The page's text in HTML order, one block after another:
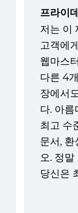
프라이
저는 이
고객에
웹마스
다른 4
장에서
다. 아름
최고 수
문서,
오. 정
당신은